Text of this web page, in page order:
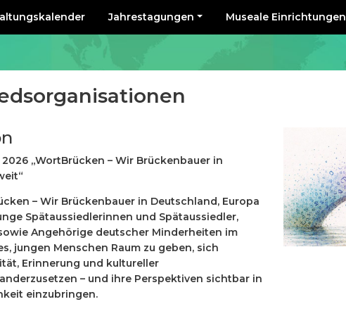
Jahrestagungen Museale Einrichtungen
„WortBrücken – Wir Brückenbauer in
– Wir Brückenbauer in Deutschland, Europa
Spätaussiedlerinnen und Spätaussiedler,
Angehörige deutscher Minderheiten im
jungen Menschen Raum zu geben, sich
Erinnerung und kultureller
– und ihre Perspektiven sichtbar in
einzubringen.